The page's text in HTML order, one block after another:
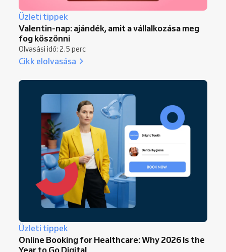
Üzleti tippek
Valentin-nap: ajándék, amit a vállalkozása meg
fog köszönni
Olvasási idő: 2.5 perc
Cikk elolvasása
Üzleti tippek
Online Booking for Healthcare: Why 2026 Is the
Year to Go Digital